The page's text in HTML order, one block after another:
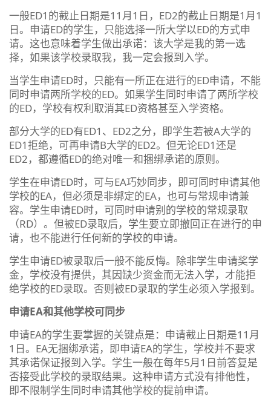
一般ED1的截止日期是11月1日，ED2的截止日期是1月1
日。申请ED的学生，只能选择一所大学以ED的方式申
请。这也意味着学生做出承诺：该大学是我的第一选
择，如果该学校录取我，我一定会报到入学。
当学生申请ED时，只能有一所正在进行的ED申请，不能
同时申请两所学校的ED。如果学生同时申请了两所学校
的ED，学校有权利取消其ED资格甚至入学资格。
部分大学的ED有ED1、ED2之分，即学生若被A大学的
ED1拒绝，可再申请B大学的ED2。但无论ED1还是
ED2，都遵循ED的绝对唯一和捆绑承诺的原则。
学生在申请ED时，可与EA巧妙同步，即可同时申请其他
学校的EA，但必须是非绑定的EA，也可与常规申请兼
容。学生申请ED时，可同时申请别的学校的常规录取
（RD）。但被ED录取后，学生要立即撤回正在进行的申
请，也不能进行任何新的学校的申请。
学生申请ED被录取后一般不能反悔。除非学生申请奖学
金，学校没有提供，其因缺少资金而无法入学，才能拒
绝学校的ED录取。否则被ED录取的学生必须入学报到。
申请EA和其他学校可同步
申请EA的学生要掌握的关键点是：申请截止日期是11月
1日。EA无捆绑承诺，即申请EA的学生，学校并不要求
其承诺保证报到入学。学生一般在每年5月1日前答复是
否接受此学校的录取结果。这种申请方式没有排他性，
即不限制学生同时申请其他学校的提前申请。